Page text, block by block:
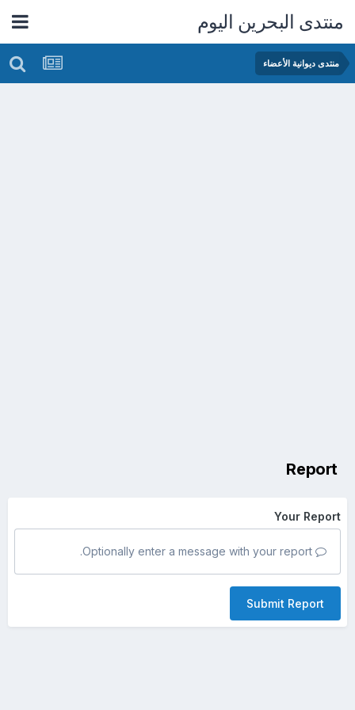
منتدى البحرين اليوم
منتدى ديوانية الأعضاء
Report
Your Report
Submit Report